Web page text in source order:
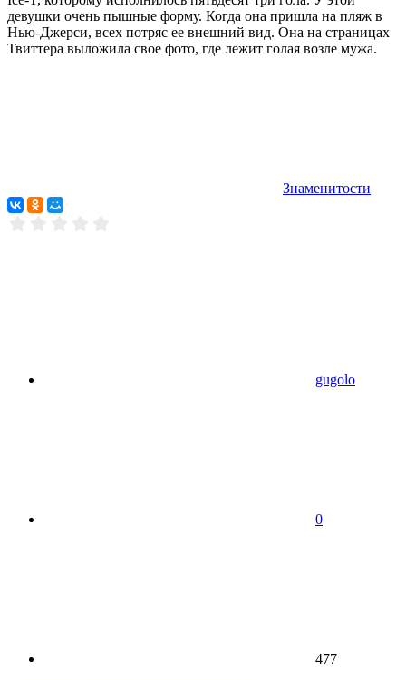
девушки очень пышные форму. Когда она пришла на пляж в
Нью-Джерси, всех потряс ее внешний вид. Она на страницах
Твиттера выложила свое фото, где лежит голая возле мужа.
Знаменитости
gugolo
0
477